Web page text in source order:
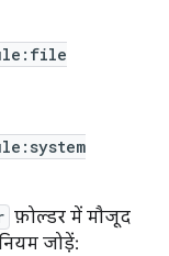
फ़ोल्डर में मौजूद
जोड़ें: